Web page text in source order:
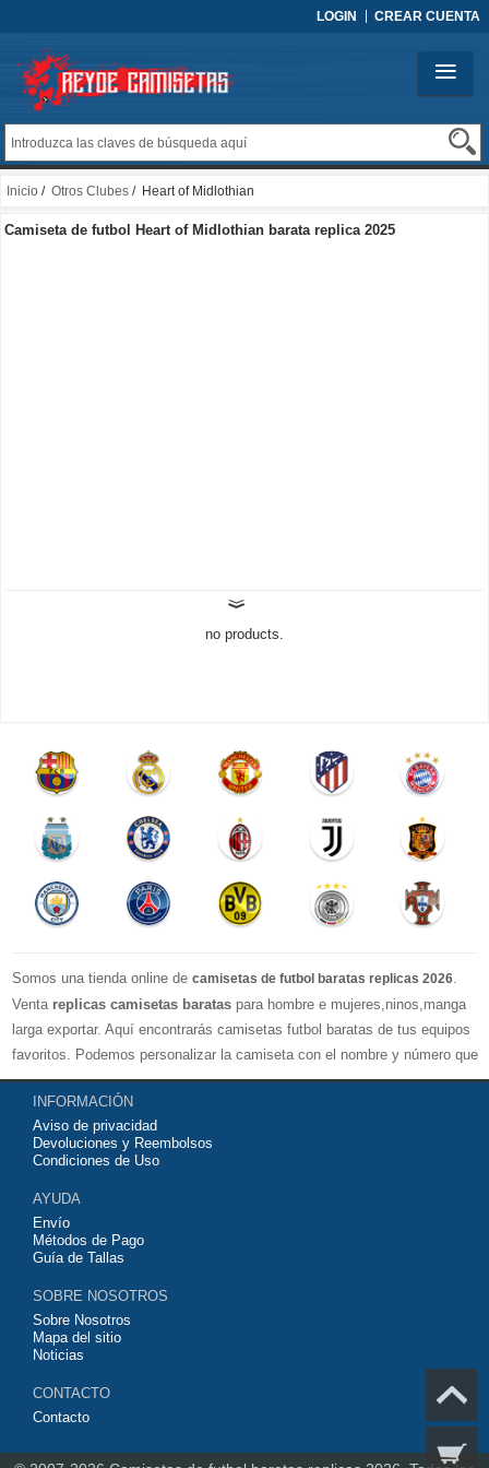
LOGIN CREAR CUENTA
Inicio / Otros Clubes / Heart of Midlothian
Camiseta de futbol Heart of Midlothian barata replica 2025
no products.
Somos una tienda online de camisetas de futbol baratas replicas 2026.
Venta replicas camisetas baratas para hombre e mujeres,ninos,manga
larga exportar. Aquí encontrarás camisetas futbol baratas de tus equipos
favoritos. Podemos personalizar la camiseta con el nombre y número que
quieras. Nuestrascamisetas de futbol replicasson de máxima calidad
tailandesa por lo que estamos convencidos que quedarás muy satisfecho
con ella. Estas camisetas tienen un tejido transpirable por lo que te
servirán para jugar al fútbol o simplemente para animar a tu equipo
contáctanos y haremos lo posible para conseguirtela lo más barata
posible.
INFORMACIÓN
Aviso de privacidad
Devoluciones y Reembolsos
Condiciones de Uso
AYUDA
Envío
Métodos de Pago
Guía de Tallas
SOBRE NOSOTROS
Sobre Nosotros
Mapa del sitio
Noticias
CONTACTO
Contacto